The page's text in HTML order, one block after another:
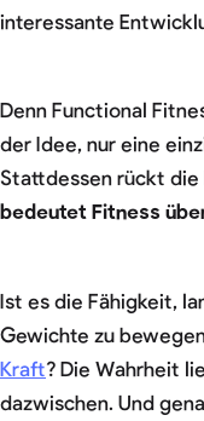
interessante
Denn Functional
der Idee, nur eine
Stattdessen rückt die
bedeutet Fitness
Ist es die Fähigkeit,
Gewichte zu
Kraft? Die Wahrheit
dazwischen. Und